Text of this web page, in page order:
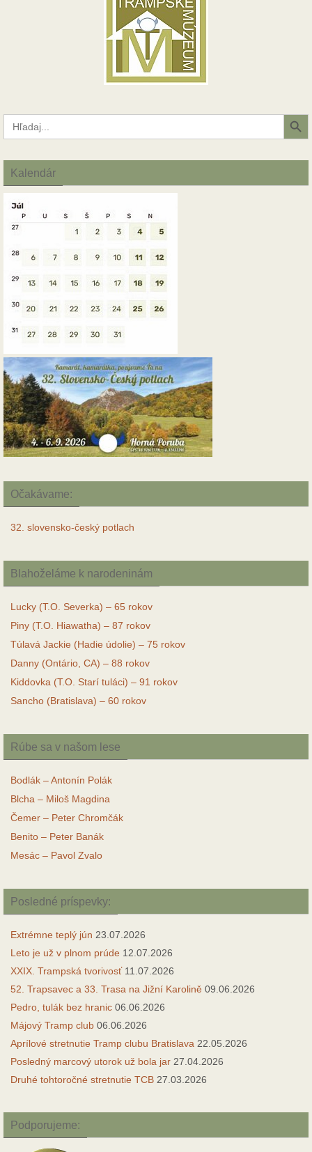
Search
for:
Search Button
Kalendár
Očakávame:
32. slovensko-český potlach
Blahoželáme k narodeninám
Lucky (T.O. Severka) – 65 rokov
Piny (T.O. Hiawatha) – 87 rokov
Túlavá Jackie (Hadie údolie) – 75 rokov
Danny (Ontário, CA) – 88 rokov
Kiddovka (T.O. Starí tuláci) – 91 rokov
Sancho (Bratislava) – 60 rokov
Rúbe sa v našom lese
Bodlák – Antonín Polák
Blcha – Miloš Magdina
Čemer – Peter Chromčák
Benito – Peter Banák
Mesác – Pavol Zvalo
Posledné príspevky:
Extrémne teplý jún 23.07.2026
Leto je už v plnom prúde 12.07.2026
XXIX. Trampská tvorivosť 11.07.2026
52. Trapsavec a 33. Trasa na Jižní Karolině 09.06.2026
Pedro, tulák bez hranic 06.06.2026
Májový Tramp club 06.06.2026
Aprílové stretnutie Tramp clubu Bratislava 22.05.2026
Posledný marcový utorok už bola jar 27.04.2026
Druhé tohtoročné stretnutie TCB 27.03.2026
Podporujeme: